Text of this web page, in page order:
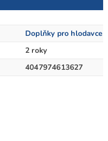
Doplňky pro hlodavce
2 roky
4047974613627